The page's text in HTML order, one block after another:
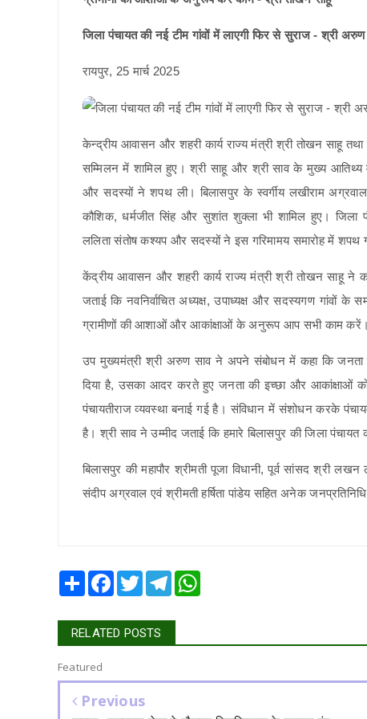
जिला पंचायत की नई टीम गांवों में लाएगी फिर से सुराज - श्री अरुण
रायपुर, 25 मार्च 2025
केन्द्रीय आवासन और शहरी कार्य राज्य मंत्री श्री तोखन साहू
सम्मिलन में शामिल हुए। श्री साहू और श्री साव के मुख्य आतिथ्य में
और सदस्यों ने शपथ ली। बिलासपुर के स्वर्गीय लखीराम
कौशिक, धर्मजीत सिंह और सुशांत शुक्ला भी शामिल हुए। जिला
ललिता संतोष कश्यप और सदस्यों ने इस गरिमामय समारोह में शपथ
केंद्रीय आवासन और शहरी कार्य राज्य मंत्री श्री तोखन साहू ने
जताई कि नवनिर्वाचित अध्यक्ष, उपाध्यक्ष और सदस्यगण गांवों
ग्रामीणों की आशाओं और आकांक्षाओं के अनुरूप आप सभी काम
उप मुख्यमंत्री श्री अरुण साव ने अपने संबोधन में कहा कि
दिया है, उसका आदर करते हुए जनता की इच्छा और आकांक्षाओं
पंचायतीराज व्यवस्था बनाई गई है। संविधान में संशोधन करके
है। श्री साव ने उम्मीद जताई कि हमारे बिलासपुर की जिला पंचायत
बिलासपुर की महापौर श्रीमती पूजा विधानी, पूर्व सांसद श्री
संदीप अग्रवाल एवं श्रीमती हर्षिता पांडेय सहित अनेक
Share Facebook
TwitterTelegram
RELATED POSTS
Featured
Previous